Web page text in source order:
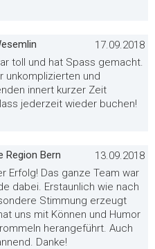
17.09.2018
toll und hat Spass gemacht.
unkomplizierten und
innert kurzer Zeit
jederzeit wieder buchen!
Region Bern
13.09.2018
Erfolg! Das ganze Team war
dabei. Erstaunlich wie nach
Stimmung erzeugt
uns mit Können und Humor
herangeführt. Auch
Danke!